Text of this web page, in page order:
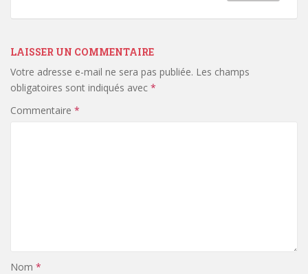
LAISSER UN COMMENTAIRE
Votre adresse e-mail ne sera pas publiée. Les champs
obligatoires sont indiqués avec *
Commentaire *
Nom *